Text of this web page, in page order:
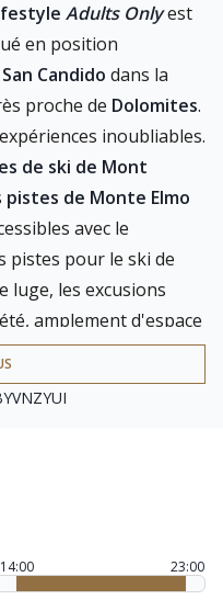
Adults Onlyest
en position
San Candido dans la
proche de Dolomites.
inoubliables.
de ski de Mont
pistes de Monte Elmo
avec le
pistes pour le ski de
luge, les excusions
amplement d'espace
en haute altitude,
à vélo le long de la
royaume de
pouvez raiment
14:00 23:00